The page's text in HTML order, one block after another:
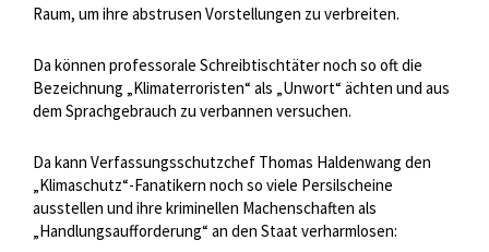
Raum, um ihre abstrusen Vorstellungen zu verbreiten.
Da können professorale Schreibtischtäter noch so oft die
Bezeichnung „Klimaterroristen“ als „Unwort“ ächten und aus
dem Sprachgebrauch zu verbannen versuchen.
Da kann Verfassungsschutzchef Thomas Haldenwang den
„Klimaschutz“-Fanatikern noch so viele Persilscheine
ausstellen und ihre kriminellen Machenschaften als
„Handlungsaufforderung“ an den Staat verharmlosen: